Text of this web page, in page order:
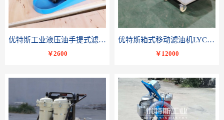
优特斯工业液压油手提式滤油机BLYJ系列液压油润滑油便携轻便小流量精密过滤
￥2600
优特斯箱式移动滤油机LYC-C系列变压器油润滑油滤油小车
￥12000